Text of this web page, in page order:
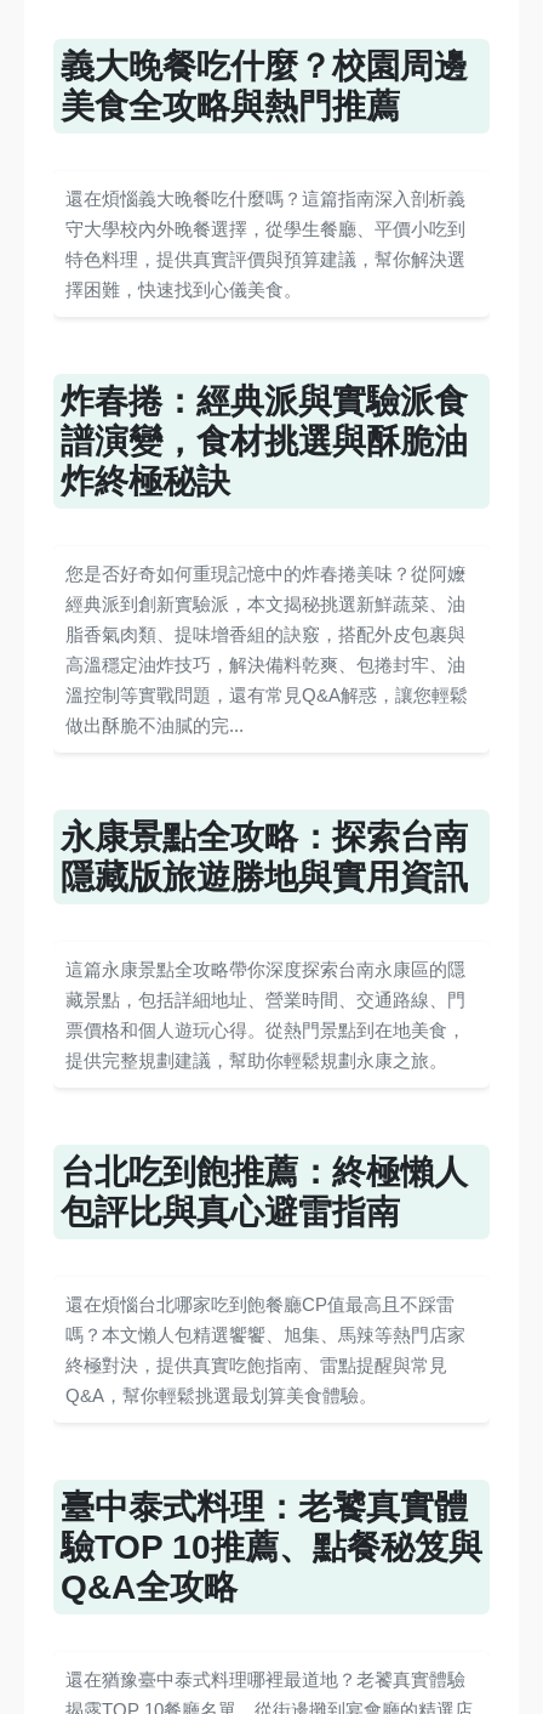
義大晚餐吃什麼？校園周邊
美食全攻略與熱門推薦
還在煩惱義大晚餐吃什麼嗎？這篇指南深入剖析義
守大學校內外晚餐選擇，從學生餐廳、平價小吃到
特色料理，提供真實評價與預算建議，幫你解決選
擇困難，快速找到心儀美食。
炸春捲：經典派與實驗派食
譜演變，食材挑選與酥脆油
炸終極秘訣
您是否好奇如何重現記憶中的炸春捲美味？從阿嬤
經典派到創新實驗派，本文揭秘挑選新鮮蔬菜、油
脂香氣肉類、提味增香組的訣竅，搭配外皮包裹與
高溫穩定油炸技巧，解決備料乾爽、包捲封牢、油
溫控制等實戰問題，還有常見Q&A解惑，讓您輕鬆
做出酥脆不油膩的完...
永康景點全攻略：探索台南
隱藏版旅遊勝地與實用資訊
這篇永康景點全攻略帶你深度探索台南永康區的隱
藏景點，包括詳細地址、營業時間、交通路線、門
票價格和個人遊玩心得。從熱門景點到在地美食，
提供完整規劃建議，幫助你輕鬆規劃永康之旅。
台北吃到飽推薦：終極懶人
包評比與真心避雷指南
還在煩惱台北哪家吃到飽餐廳CP值最高且不踩雷
嗎？本文懶人包精選饗饗、旭集、馬辣等熱門店家
終極對決，提供真實吃飽指南、雷點提醒與常見
Q&A，幫你輕鬆挑選最划算美食體驗。
臺中泰式料理：老饕真實體
驗TOP 10推薦、點餐秘笈與
Q&A全攻略
還在猶豫臺中泰式料理哪裡最道地？老饕真實體驗
揭露TOP 10餐廳名單，從街邊攤到宴會廳的精選店